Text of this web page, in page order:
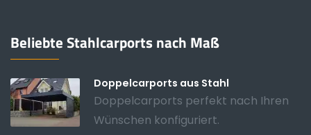
Beliebte Stahlcarports nach Maß
Doppelcarports aus Stahl
Doppelcarports perfekt nach Ihren
Wünschen konfiguriert.